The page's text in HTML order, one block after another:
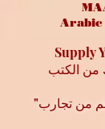
Arabic
Supply
"لن نتعلم في حياتنا مالم نتعلم من تجارب